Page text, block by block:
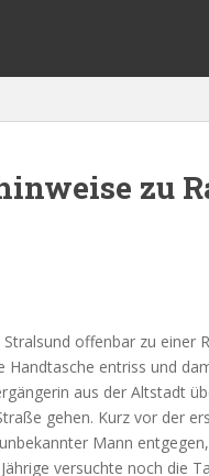
zu
offenbar zu einer
Handtasche entriss und
aus der Altstadt
gehen. Kurz vor der
Mann
versuchte noch die